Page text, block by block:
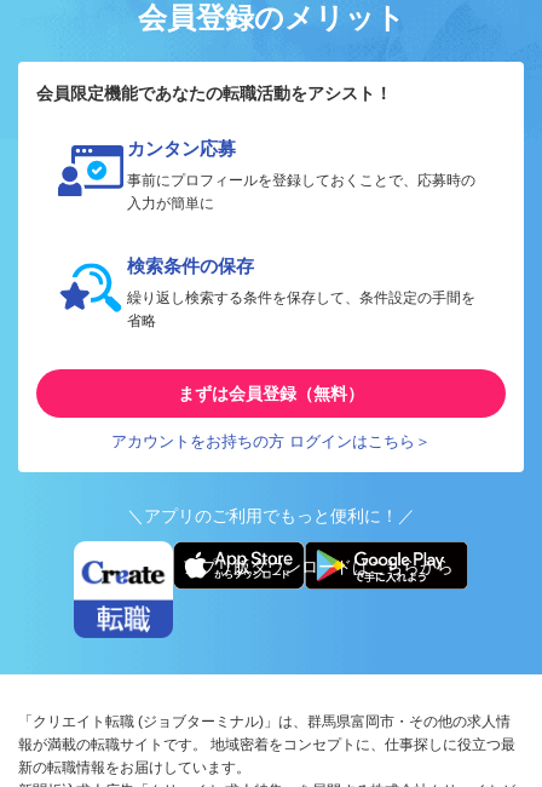
会員登録のメリット
会員限定機能であなたの転職活動をアシスト！
カンタン応募
事前にプロフィールを登録しておくことで、応募時の
入力が簡単に
検索条件の保存
繰り返し検索する条件を保存して、条件設定の手間を
省略
まずは会員登録（無料）
アカウントをお持ちの方 ログインはこちら＞
＼アプリのご利用でもっと便利に！／
アプリ版ダウンロードはこちらから
「クリエイト転職 (ジョブターミナル)」は、群馬県富岡市・その他の求人情
報が満載の転職サイトです。 地域密着をコンセプトに、仕事探しに役立つ最
新の転職情報をお届けしています。